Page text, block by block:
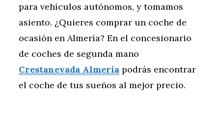
para vehículos autónomos, y tomamos
asiento. ¿Quieres comprar un coche de
ocasión en Almería? En el concesionario
de coches de segunda mano
Crestanevada Almería podrás encontrar
el coche de tus sueños al mejor precio.